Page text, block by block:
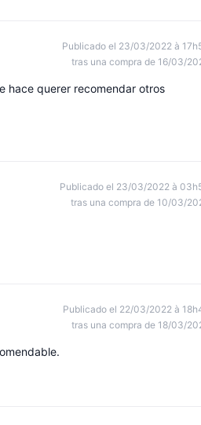
Publicado el 23/03/2022 à
tras una compra de 16/03/
hace querer recomendar otros
Publicado el 23/03/2022 à
tras una compra de 10/03/
Publicado el 22/03/2022 à
tras una compra de 18/03/